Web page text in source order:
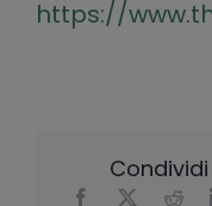
https://